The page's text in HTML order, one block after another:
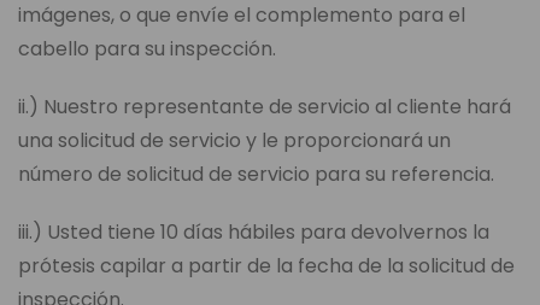
imágenes, o que envíe el complemento para el
cabello para su inspección.
ii.) Nuestro representante de servicio al cliente hará
una solicitud de servicio y le proporcionará un
número de solicitud de servicio para su referencia.
iii.) Usted tiene 10 días hábiles para devolvernos la
prótesis capilar a partir de la fecha de la solicitud de